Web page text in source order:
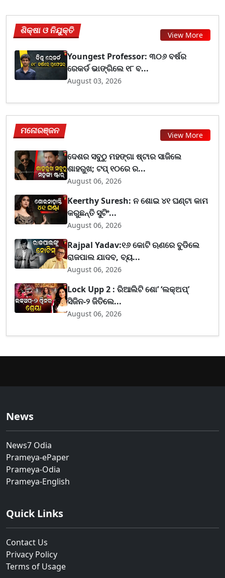
ଶିକ୍ଷା ଓ ନିଯୁକ୍ତି View More
Youngest Professor: ୩୦୬ ବର୍ଷର
ରେକର୍ଡ ଭାଙ୍ଗିଲେ ୧୮ ବ...
August 03, 2026
ମନୋରଞ୍ଜନ View More
ଦେଶର ସବୁଠୁ ମହଙ୍ଗା ଷ୍ଟାର ସାଜିଲେ
ଶାହରୁଖ; ଟପ୍‌ ୧୦ରେ ର...
August 06, 2026
Keerthy Suresh: ନ ଶୋଇ ୪୧ ଘଣ୍ଟା କାମ
କରୁଛନ୍ତି ସୁଟିଂ...
August 06, 2026
Rajpal Yadav:୧୬ କୋଟି ଋଣରେ ବୁଡିଲେ
ରାଜପାଲ ଯାଦବ, ବ୍ୟ...
August 06, 2026
Lock Upp 2 : ରିଆଲିଟି ଶୋ’ ‘ଲକ୍‌ଅପ୍’
ସିଜିନ-୨ ଜିତିଲେ...
August 06, 2026
News
News7 Odia
Prameya-ePaper
Prameya-Odia
Prameya-English
Quick Links
Contact Us
Privacy Policy
Terms of Usage